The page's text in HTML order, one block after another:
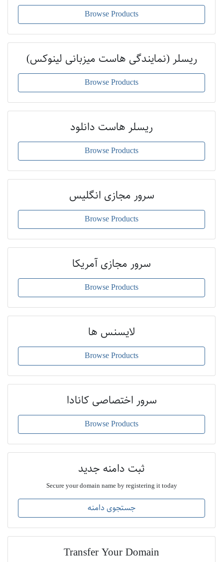
Browse Products
ریسلر (نمایندگی هاست میزبانی لینوکس)
Browse Products
ریسلر هاست دانلود
Browse Products
سرور مجازی انگلیس
Browse Products
سرور مجازی آمریکا
Browse Products
لایسنس ها
Browse Products
سرور اختصاصی کانادا
Browse Products
ثبت دامنه جدید
Secure your domain name by registering it today
جستجوی دامنه
Transfer Your Domain